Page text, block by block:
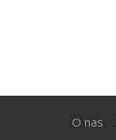
O nas